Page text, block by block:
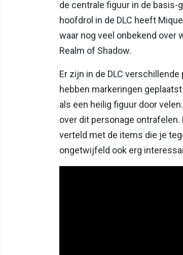
de centrale figuur in de basis-
hoofdrol in de DLC heeft
waar nog veel onbekend over
Realm of Shadow.
Er zijn in de DLC
hebben markeringen
als een heilig figuur door
over dit personage
verteld met de items die je
ongetwijfeld ook erg